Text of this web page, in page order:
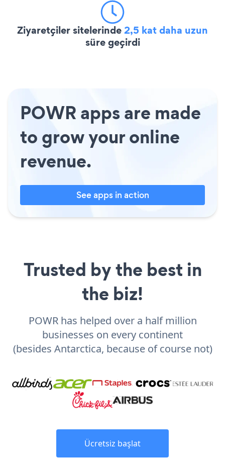
Ziyaretçiler sitelerinde2,5 kat daha uzun
süre geçirdi
POWR apps are made
to grow your online
revenue.
See apps in action
Trusted by the best in
the biz!
POWR has helped over a half million
businesses on every continent
(besides Antarctica, because of course not)
Ücretsiz başlat